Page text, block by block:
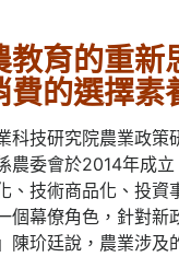
教育的重新
費的選擇素
科技研究院農業政策
農委會於2014年成
、技術商品化、投資
個幕僚角色，針對新
陳玠廷說，農業涉及